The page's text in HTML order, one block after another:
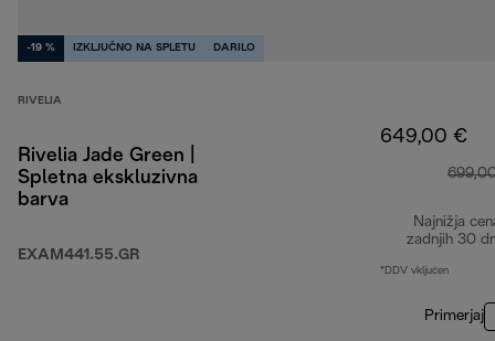
-19 % IZKLJUČNO NA SPLETU DARILO
RIVELIA
Rivelia Jade Green |
Spletna ekskluzivna
barva
EXAM441.55.GR
649,00 €
Najnižja
zadnjih 30
*DDV vključen
Primerjaj